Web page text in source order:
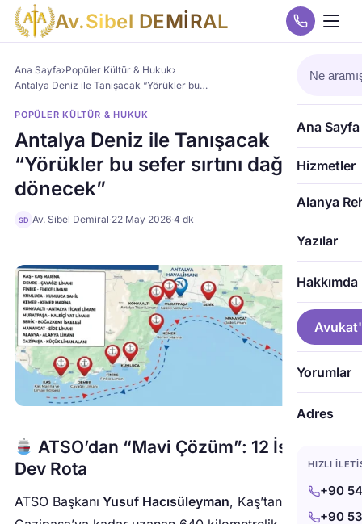
Av.Sibel DEMİRAL
Ana Sayfa
Hizmetler
Alanya
Yazılar
Hakkımda
Yorumlar
Adres
HIZLI
+90
+90
Ana Sayfa›Popüler Kültür & Hukuk›
Antalya Deniz ile Tanışacak “Yörükler bu…
POPÜLER KÜLTÜR & HUKUK
Antalya Deniz ile Tanışacak
“Yörükler bu sefer sırtını dağa
dönecek”
SD Av. Sibel Demiral·22 May 2026·4 dk
ATSO’dan “Mavi Çözüm”: 12 İskelelik
Dev Rota
ATSO Başkanı Yusuf Hacısüleyman, Kaş’tan